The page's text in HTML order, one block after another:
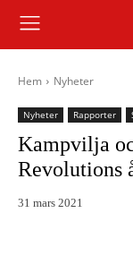
Hem Nyheter
Nyheter Rapporter
Kampvilja
Revolutions
31 mars 2021